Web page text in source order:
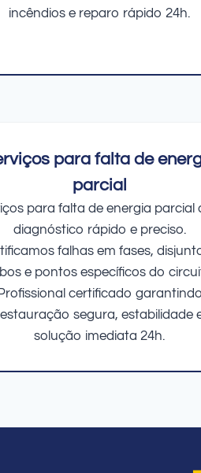
incêndios e reparo rápido 24h.
para falta de
parcial
para falta de energia parcial
diagnóstico rápido e preciso.
falhas em fases,
e pontos específicos do
certificado garantindo
segura, estabilidade
solução imediata 24h.